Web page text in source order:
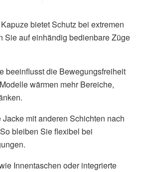
bietet Schutz bei extremen
Sie auf einhändig bedienbare Züge
beeinflusst die Bewegungsfreiheit
wärmen mehr Bereiche,
mit anderen Schichten nach
bleiben Sie flexibel bei
Innentaschen oder integrierte